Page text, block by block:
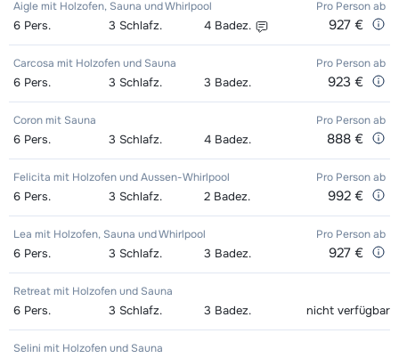
Aigle mit Holzofen, Sauna und Whirlpool Pro Personab
6 Pers. 3 Schlafz. 4 Badez. 927 €
Carcosa mit Holzofen und Sauna Pro Personab
6 Pers. 3 Schlafz. 3 Badez. 923 €
Coron mit Sauna Pro Personab
6 Pers. 3 Schlafz. 4 Badez. 888 €
Felicita mit Holzofen und Aussen-Whirlpool Pro Personab
6 Pers. 3 Schlafz. 2 Badez. 992 €
Lea mit Holzofen, Sauna und Whirlpool Pro Personab
6 Pers. 3 Schlafz. 3 Badez. 927 €
Retreat mit Holzofen und Sauna
6 Pers. 3 Schlafz. 3 Badez. nicht verfügbar
Selini mit Holzofen und Sauna